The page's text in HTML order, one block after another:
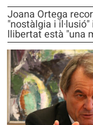
Joana Ortega
"nostàlgia i
llibertat està "una